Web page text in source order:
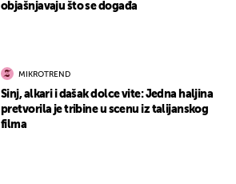
objašnjavaju što se događa
MIKROTREND
Sinj, alkari i dašak dolce vite: Jedna haljina
pretvorila je tribine u scenu iz talijanskog
filma